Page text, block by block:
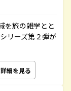
を旅の雑学とと
リーズ第２弾が
詳細を見る